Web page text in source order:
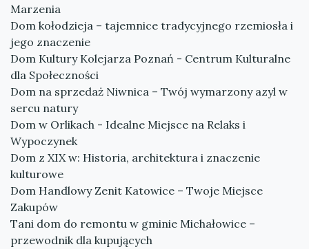
Marzenia
Dom kołodzieja – tajemnice tradycyjnego rzemiosła i
jego znaczenie
Dom Kultury Kolejarza Poznań - Centrum Kulturalne
dla Społeczności
Dom na sprzedaż Niwnica – Twój wymarzony azyl w
sercu natury
Dom w Orlikach - Idealne Miejsce na Relaks i
Wypoczynek
Dom z XIX w: Historia, architektura i znaczenie
kulturowe
Dom Handlowy Zenit Katowice – Twoje Miejsce
Zakupów
Tani dom do remontu w gminie Michałowice –
przewodnik dla kupujących